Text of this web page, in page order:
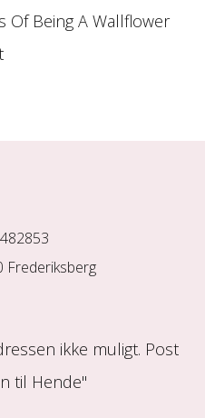
Of Being A Wallflower
Frederiksberg
ikke muligt. Post
til Hende"